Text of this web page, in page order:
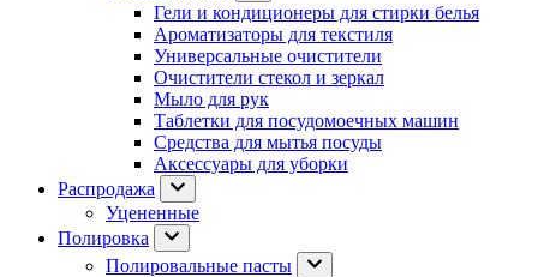
Гели и кондиционеры для стирки белья
Ароматизаторы для текстиля
Универсальные очистители
Очистители стекол и зеркал
Мыло для рук
Таблетки для посудомоечных машин
Средства для мытья посуды
Аксессуары для уборки
Распродажа
Уцененные
Полировка
Полировальные пасты